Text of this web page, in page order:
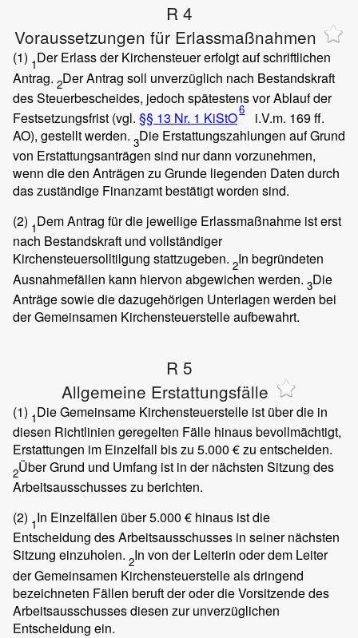
R 4
Voraussetzungen für Erlassmaßnahmen
(1) 1Der Erlass der Kirchensteuer erfolgt auf schriftlichen
Antrag. 2Der Antrag soll unverzüglich nach Bestandskraft
des Steuerbescheides, jedoch spätestens vor Ablauf der
Festsetzungsfrist (vgl. §§ 13 Nr. 1 KiStO6
i.V.m. 169 ff.
AO), gestellt werden. 3Die Erstattungszahlungen auf Grund
von Erstattungsanträgen sind nur dann vorzunehmen,
wenn die den Anträgen zu Grunde liegenden Daten durch
das zuständige Finanzamt bestätigt worden sind.
(2) 1Dem Antrag für die jeweilige Erlassmaßnahme ist erst
nach Bestandskraft und vollständiger
Kirchensteuersolltilgung stattzugeben. 2In begründeten
Ausnahmefällen kann hiervon abgewichen werden. 3Die
Anträge sowie die dazugehörigen Unterlagen werden bei
der Gemeinsamen Kirchensteuerstelle aufbewahrt.
R 5
Allgemeine Erstattungsfälle
(1) 1Die Gemeinsame Kirchensteuerstelle ist über die in
diesen Richtlinien geregelten Fälle hinaus bevollmächtigt,
Erstattungen im Einzelfall bis zu 5.000 € zu entscheiden.
2Über Grund und Umfang ist in der nächsten Sitzung des
Arbeitsausschusses zu berichten.
(2) 1In Einzelfällen über 5.000 € hinaus ist die
Entscheidung des Arbeitsausschusses in seiner nächsten
Sitzung einzuholen. 2In von der Leiterin oder dem Leiter
der Gemeinsamen Kirchensteuerstelle als dringend
bezeichneten Fällen beruft der oder die Vorsitzende des
Arbeitsausschusses diesen zur unverzüglichen
Entscheidung ein.